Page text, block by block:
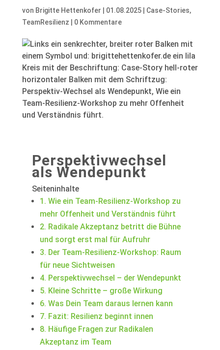
von Brigitte Hettenkofer 01.08.2025| Case-Stories,
TeamResilienz
0 Kommentare
Perspektivwechsel
als Wendepunkt
Seiteninhalte
1. Wie ein Team-Resilienz-Workshop zu
mehr Offenheit und Verständnis führt
2. Radikale Akzeptanz betritt die Bühne
und sorgt erst mal für Aufruhr
3. Der Team-Resilienz-Workshop: Raum
für neue Sichtweisen
4. Perspektivwechsel – der Wendepunkt
5. Kleine Schritte – große Wirkung
6. Was Dein Team daraus lernen kann
7. Fazit: Resilienz beginnt innen
8. Häufige Fragen zur Radikalen
Akzeptanz im Team